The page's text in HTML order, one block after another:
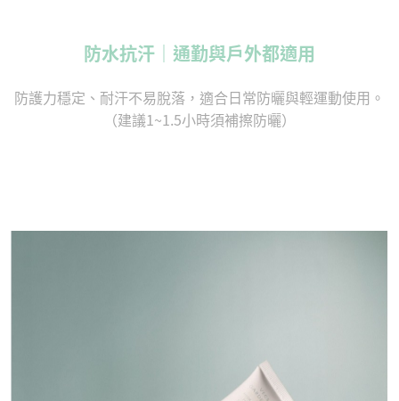
防水抗汗｜通勤與戶外都適用
防護力穩定、耐汗不易脫落，適合日常防曬與輕運動使用。
（建議1~1.5小時須補擦防曬）